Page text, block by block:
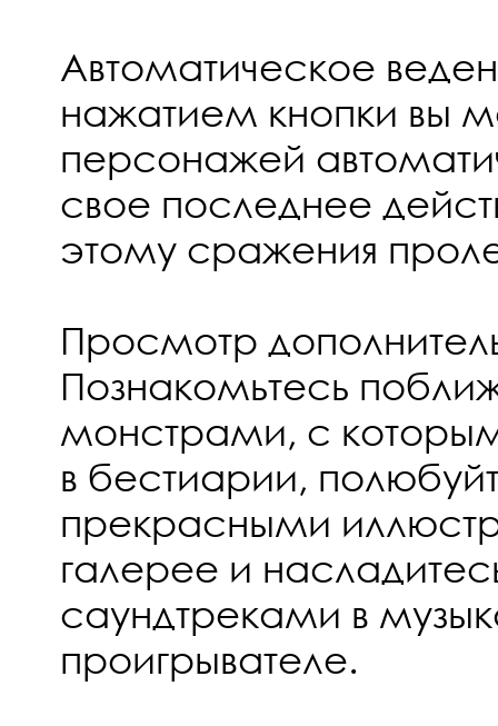
Автоматическое
нажатием кнопки вы
персонажей
свое последнее
этому сражения
Просмотр
Познакомьтесь
монстрами, с
в бестиарии,
прекрасными
галерее и
саундтреками в
проигрывателе.